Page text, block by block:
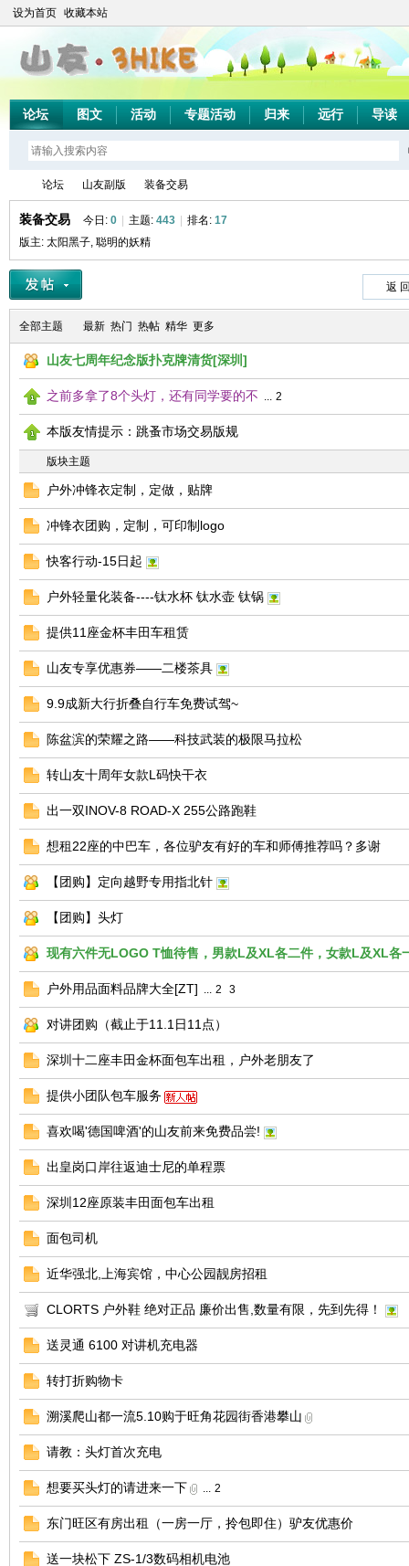
设为首页 收藏本站
论坛 图文 活动 专题活动 归来 远行 导读
山 »
论坛
›
山友副版
›
装备交易
装备交易 今日: 0 主题: 443 排名: 17
版主: 太阳黑子, 聪明的妖精
返
全部主题 最新 热门 热帖 精华 更多
山友七周年纪念版扑克牌清货[深圳]
之前多拿了8个头灯，还有同学要的不 ... 2
本版友情提示：跳蚤市场交易版规
版块主题
户外冲锋衣定制，定做，贴牌
冲锋衣团购，定制，可印制logo
快客行动-15日起
户外轻量化装备----钛水杯 钛水壶 钛锅
提供11座金杯丰田车租赁
山友专享优惠券——二楼茶具
9.9成新大行折叠自行车免费试驾~
陈盆滨的荣耀之路——科技武装的极限马拉松
转山友十周年女款L码快干衣
出一双INOV-8 ROAD-X 255公路跑鞋
想租22座的中巴车，各位驴友有好的车和师傅推荐吗？多谢
【团购】定向越野专用指北针
【团购】头灯
现有六件无LOGO T恤待售，男款L及XL各二件，女款L及XL各
户外用品面料品牌大全[ZT] ... 2 3
对讲团购（截止于11.1日11点）
深圳十二座丰田金杯面包车出租，户外老朋友了
提供小团队包车服务
喜欢喝'德国啤酒'的山友前来免费品尝!
出皇岗口岸往返迪士尼的单程票
深圳12座原装丰田面包车出租
面包司机
近华强北,上海宾馆，中心公园靓房招租
CLORTS 户外鞋 绝对正品 廉价出售,数量有限，先到先得！
送灵通 6100 对讲机充电器
转打折购物卡
溯溪爬山都一流5.10购于旺角花园街香港攀山
请教：头灯首次充电
想要买头灯的请进来一下 ... 2
东门旺区有房出租（一房一厅，拎包即住）驴友优惠价
送一块松下 ZS-1/3数码相机电池